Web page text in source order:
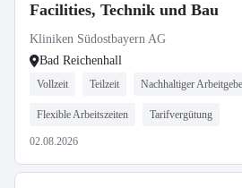
Facilities, Technik und Bau
Kliniken Südostbayern AG
Bad Reichenhall
Vollzeit Teilzeit Nachhaltiger
Flexible Arbeitszeiten Tarifvergütung
02.08.2026